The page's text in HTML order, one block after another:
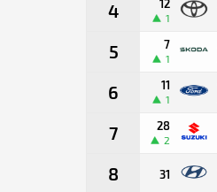
4 12
1
5 7
1
6 11
1
7 28
2
8 31